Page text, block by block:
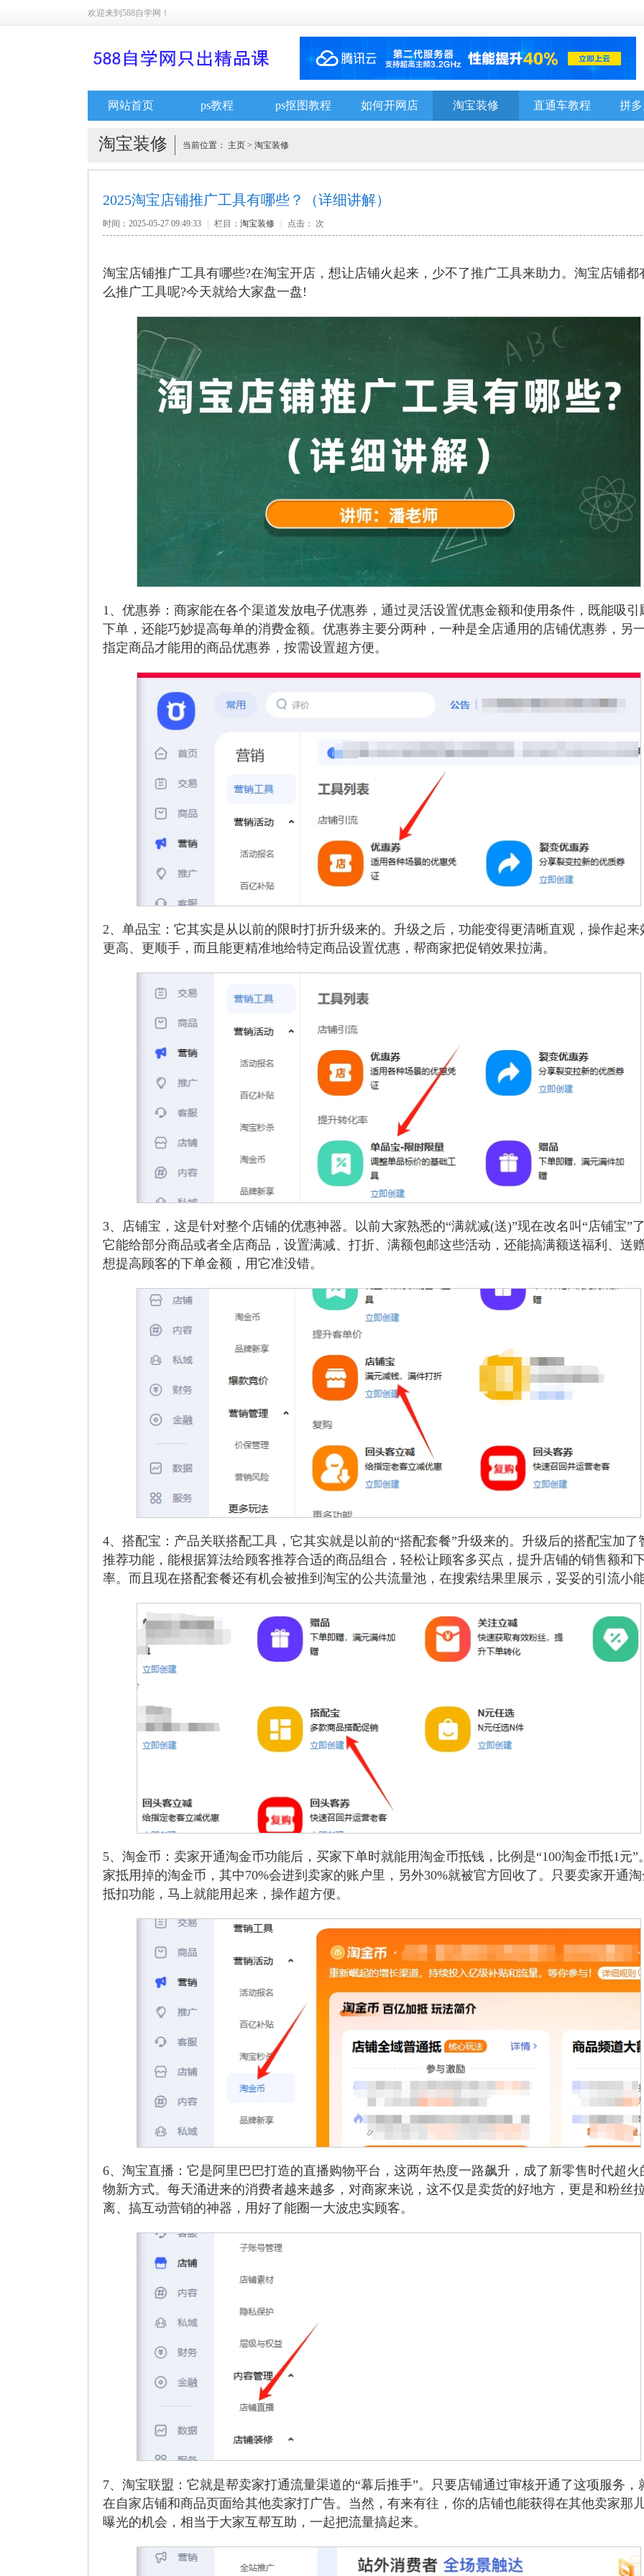
欢迎来到588自学网！
网站首页 ps教程 ps抠图教程 如何开网店 淘宝装修 直通车教程 拼
淘宝装修 当前位置： 主页 > 淘宝装修
2025淘宝店铺推广工具有哪些？（详细讲解）
时间：2025-05-27 09:49:33 栏目： 淘宝装修 点击： 次
淘宝店铺推广工具有哪些?在淘宝开店，想让店铺火起来，少不了推广工具来助力。淘宝店铺都
么推广工具呢?今天就给大家盘一盘!
1、优惠券：商家能在各个渠道发放电子优惠券，通过灵活设置优惠金额和使用条件，既能吸引
下单，还能巧妙提高每单的消费金额。优惠券主要分两种，一种是全店通用的店铺优惠券，另
指定商品才能用的商品优惠券，按需设置超方便。
2、单品宝：它其实是从以前的限时打折升级来的。升级之后，功能变得更清晰直观，操作起来
更高、更顺手，而且能更精准地给特定商品设置优惠，帮商家把促销效果拉满。
3、店铺宝，这是针对整个店铺的优惠神器。以前大家熟悉的“满就减(送)”现在改名叫“店铺宝”
它能给部分商品或者全店商品，设置满减、打折、满额包邮这些活动，还能搞满额送福利、送赠
想提高顾客的下单金额，用它准没错。
4、搭配宝：产品关联搭配工具，它其实就是以前的“搭配套餐”升级来的。升级后的搭配宝加了
推荐功能，能根据算法给顾客推荐合适的商品组合，轻松让顾客多买点，提升店铺的销售额和
率。而且现在搭配套餐还有机会被推到淘宝的公共流量池，在搜索结果里展示，妥妥的引流小
5、淘金币：卖家开通淘金币功能后，买家下单时就能用淘金币抵钱，比例是“100淘金币抵1元”
家抵用掉的淘金币，其中70%会进到卖家的账户里，另外30%就被官方回收了。只要卖家开通淘
抵扣功能，马上就能用起来，操作超方便。
6、淘宝直播：它是阿里巴巴打造的直播购物平台，这两年热度一路飙升，成了新零售时代超火
物新方式。每天涌进来的消费者越来越多，对商家来说，这不仅是卖货的好地方，更是和粉丝
离、搞互动营销的神器，用好了能圈一大波忠实顾客。
7、淘宝联盟：它就是帮卖家打通流量渠道的“幕后推手”。只要店铺通过审核开通了这项服务，
在自家店铺和商品页面给其他卖家打广告。当然，有来有往，你的店铺也能获得在其他卖家那
曝光的机会，相当于大家互帮互助，一起把流量搞起来。